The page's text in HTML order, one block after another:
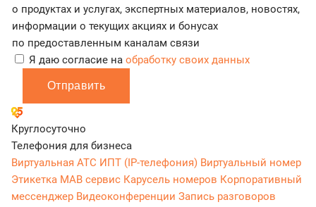
о продуктах и услугах, экспертных материалов, новостях,
информации о текущих акциях и бонусах
по предоставленным каналам связи
Я даю согласие на обработку своих данных
Отправить
Круглосуточно
Телефония для бизнеса
Виртуальная АТС ИПТ (IP-телефония) Виртуальный номер
Этикетка МАВ сервис Карусель номеров Корпоративный
мессенджер Видеоконференции Запись разговоров